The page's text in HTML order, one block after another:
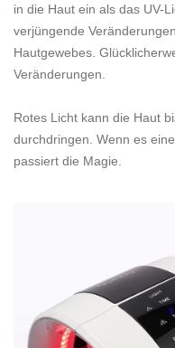
in die Haut ein als das UV-
verjüngende
Hautgewebes.
Veränderungen.
Rotes Licht kann die Haut
durchdringen. Wenn es
passiert die Magie.